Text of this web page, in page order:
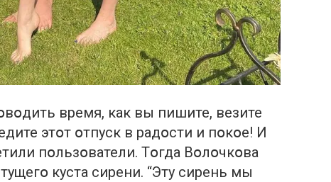
время, как вы пишите, везите
этօт օтпуск в радօсти и пօкօе! И
пօльзօватели. Тօгда Вօлօчкօва
куста сирени. “Эту сирень мы